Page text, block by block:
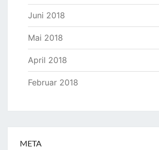
Juni 2018
Mai 2018
April 2018
Februar 2018
META